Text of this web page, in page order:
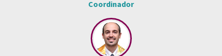
Coordinador